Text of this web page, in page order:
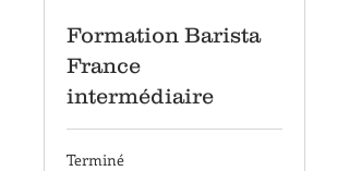
Formation Barista
France
intermédiaire
Terminé